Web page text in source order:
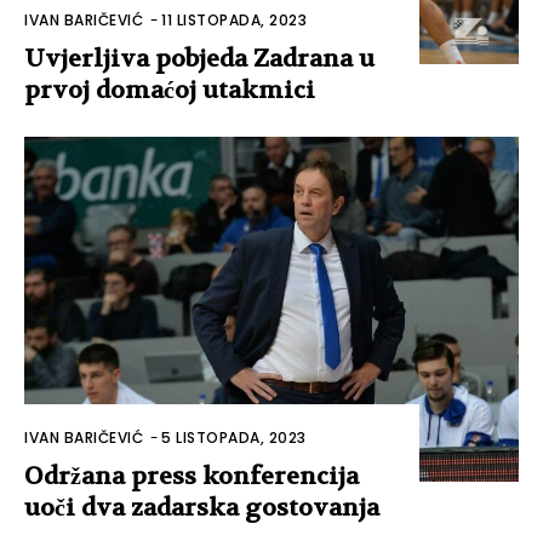
IVAN BARIČEVIĆ -11 LISTOPADA, 2023
Uvjerljiva pobjeda Zadrana u
prvoj domaćoj utakmici
IVAN BARIČEVIĆ -5 LISTOPADA, 2023
Održana press konferencija
uoči dva zadarska gostovanja